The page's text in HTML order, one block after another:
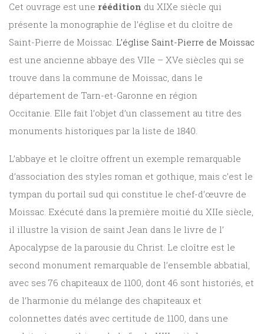
Cet ouvrage est une réédition du XIXe siècle qui
présente la monographie de l’église et du cloître de
Saint-Pierre de Moissac. L’église Saint-Pierre de Moissac
est une ancienne abbaye des VIIe – XVe siècles qui se
trouve dans la commune de Moissac, dans le
département de Tarn-et-Garonne en région
Occitanie. Elle fait l’objet d’un classement au titre des
monuments historiques par la liste de 1840.
L’abbaye et le cloître offrent un exemple remarquable
d’association des styles roman et gothique, mais c’est le
tympan du portail sud qui constitue le chef-d’œuvre de
Moissac. Exécuté dans la première moitié du XIIe siècle,
il illustre la vision de saint Jean dans le livre de l’
Apocalypse de la parousie du Christ. Le cloître est le
second monument remarquable de l’ensemble abbatial,
avec ses 76 chapiteaux de 1100, dont 46 sont historiés, et
de l’harmonie du mélange des chapiteaux et
colonnettes datés avec certitude de 1100, dans une